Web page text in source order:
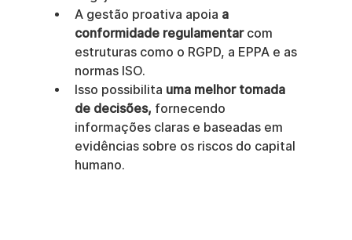
A gestão proativa apoia a
conformidade regulamentar com
estruturas como o RGPD, a EPPA e as
normas ISO.
Isso possibilita uma melhor tomada
de decisões, fornecendo
informações claras e baseadas em
evidências sobre os riscos do capital
humano.